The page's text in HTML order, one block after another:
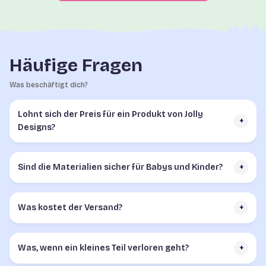
Häufige Fragen
Was beschäftigt dich?
Lohnt sich der Preis für ein Produkt von Jolly
Designs?
+
Sind die Materialien sicher für Babys und Kinder? +
Was kostet der Versand? +
Was, wenn ein kleines Teil verloren geht? +